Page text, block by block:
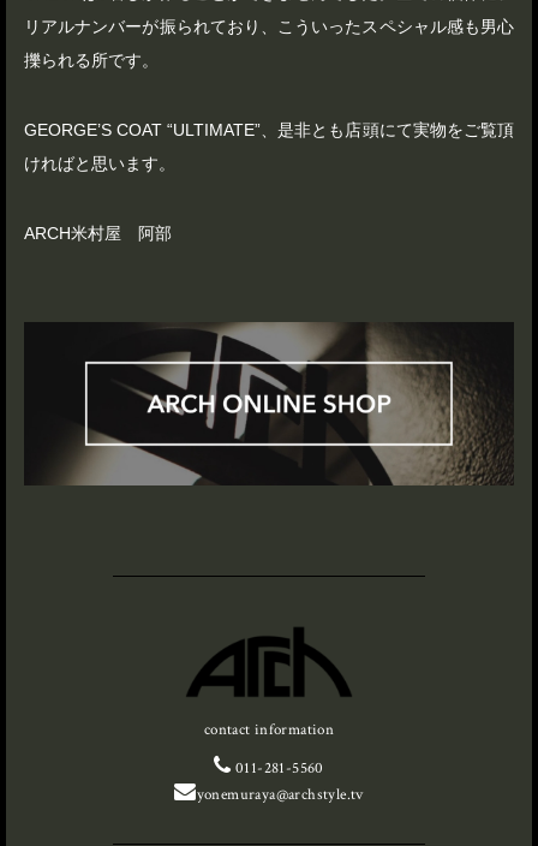
リアルナンバーが振られており、こういったスペシャル感も男心
擽られる所です。
GEORGE’S COAT “ULTIMATE”、是非とも店頭にて実物をご覧頂
ければと思います。
ARCH米村屋 阿部
contact information
011-281-5560
yonemuraya@archstyle.tv